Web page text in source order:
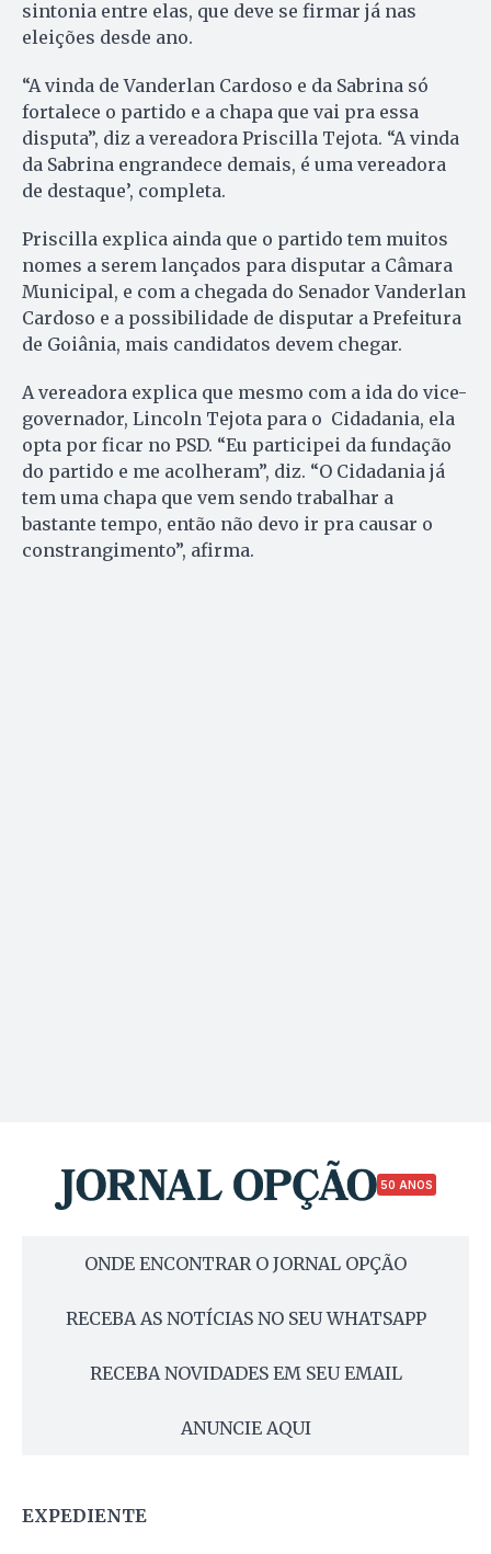
sintonia entre elas, que deve se firmar já nas
eleições desde ano.
“A vinda de Vanderlan Cardoso e da Sabrina só
fortalece o partido e a chapa que vai pra essa
disputa”, diz a vereadora Priscilla Tejota. “A vinda
da Sabrina engrandece demais, é uma vereadora
de destaque’, completa.
Priscilla explica ainda que o partido tem muitos
nomes a serem lançados para disputar a Câmara
Municipal, e com a chegada do Senador Vanderlan
Cardoso e a possibilidade de disputar a Prefeitura
de Goiânia, mais candidatos devem chegar.
A vereadora explica que mesmo com a ida do vice-
governador, Lincoln Tejota para o Cidadania, ela
opta por ficar no PSD. “Eu participei da fundação
do partido e me acolheram”, diz. “O Cidadania já
tem uma chapa que vem sendo trabalhar a
bastante tempo, então não devo ir pra causar o
constrangimento”, afirma.
50 ANOS
ONDE ENCONTRAR O JORNAL OPÇÃO
RECEBA AS NOTÍCIAS NO SEU WHATSAPP
RECEBA NOVIDADES EM SEU EMAIL
ANUNCIE AQUI
EXPEDIENTE